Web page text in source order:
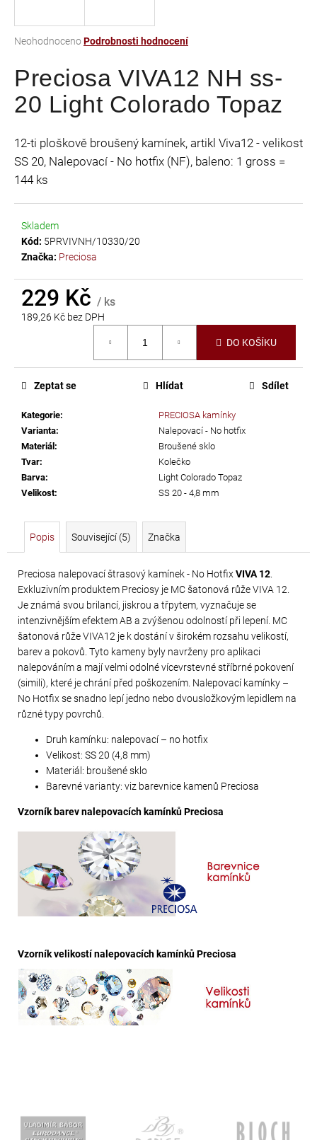
Průměrné
produktu
je
0,0
hvězdiček.
NeohodnocenoPodrobnosti hodnocení
Preciosa VIVA12 NH ss-
20 Light Colorado Topaz
12-ti ploškově broušený kamínek, artikl Viva12 - velikost
SS 20, Nalepovací - No hotfix (NF), baleno: 1 gross =
144 ks
Skladem
Kód: 5PRVIVNH/10330/20
Značka: Preciosa
229 Kč / ks
189,26 Kč bez DPH
DO KOŠÍKU
Kategorie:
PRECIOSA kamínky
Varianta:
Nalepovací - No hotfix
Materiál:
Broušené sklo
Tvar:
Kolečko
Barva:
Light Colorado Topaz
Velikost: SS 20 - 4,8 mm
Zeptat se Hlídat Sdílet
Popis Související (5) Značka
Preciosa nalepovací štrasový kamínek - No HotfixVIVA 12
Exkluzivním produktem Preciosy je MC šatonová růže VIVA 12.
Je známá svou brilancí, jiskrou a třpytem, vyznačuje se
intenzivnějším efektem AB a zvýšenou odolností při lepení. MC
šatonová růže VIVA12 je k dostání v širokém rozsahu velikostí,
barev a pokovů. Tyto kameny byly navrženy pro aplikaci
nalepováním a mají velmi odolné vícevrstevné stříbrné pokovení
(simili), které je chrání před poškozením. Nalepovací kamínky –
No Hotfix se snadno lepí jedno nebo dvousložkovým lepidlem na
různé typy povrchů.
Druh kamínku: nalepovací – no hotfix
Velikost: SS 20 (4,8 mm)
Materiál: broušené sklo
Barevné varianty: viz barevnice kamenů Preciosa
Vzorník barev nalepovacích kamínků Preciosa
Vzorník velikostí nalepovacích kamínků Preciosa
j
t
?
HLEDAT
D
o
p
u
e
m
TŘÁSNĚ
NEELASTICKÉ
BARBADOS
DÉLKA
CM
620
Kč